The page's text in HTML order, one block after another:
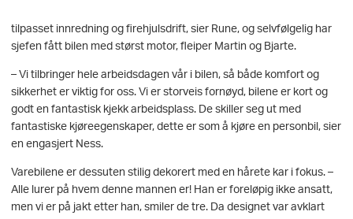
tilpasset innredning og firehjulsdrift, sier Rune, og selvfølgelig har
sjefen fått bilen med størst motor, fleiper Martin og Bjarte.
– Vi tilbringer hele arbeidsdagen vår i bilen, så både komfort og
sikkerhet er viktig for oss. Vi er storveis fornøyd, bilene er kort og
godt en fantastisk kjekk arbeidsplass. De skiller seg ut med
fantastiske kjøreegenskaper, dette er som å kjøre en personbil, sier
en engasjert Ness.
Varebilene er dessuten stilig dekorert med en hårete kar i fokus. –
Alle lurer på hvem denne mannen er! Han er foreløpig ikke ansatt,
men vi er på jakt etter han, smiler de tre. Da designet var avklart